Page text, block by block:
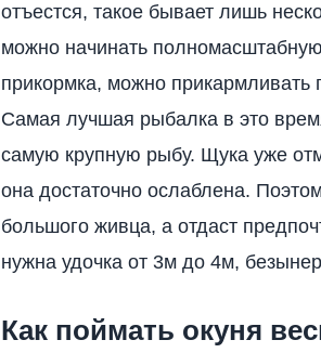
отъестся, такое бывает лишь
можно начинать
прикормка, можно прикармливать
Самая лучшая рыбалка в это
самую крупную рыбу. Щука уже
она достаточно ослаблена.
большого живца, а отдаст
нужна удочка от 3м до 4м,
Как поймать окуня